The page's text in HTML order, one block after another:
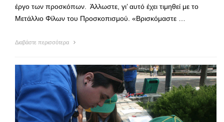
έργο των προσκόπων. Άλλωστε, γι’ αυτό έχει τιμηθεί με το
Μετάλλιο Φίλων του Προσκοπισμού. «Βρισκόμαστε …
Διαβάστε περισσότερα